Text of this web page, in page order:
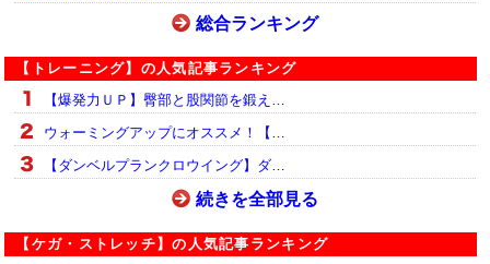
総合ランキング
【トレーニング】の人気記事ランキング
【爆発力ＵＰ】臀部と股関節を鍛え…
ウォーミングアップにオススメ！【…
【ダンベルプランクロウイング】ダ…
続きを全部見る
【ケガ・ストレッチ】の人気記事ランキング